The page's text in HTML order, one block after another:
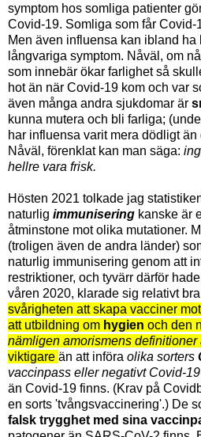
symptom hos somliga patienter
Covid-19. Somliga som får Covid-
Men även influensa kan ibland
långvariga symptom. Nåväl, om
som innebär ökar farlighet så
hot än när Covid-19 kom och var
även många andra sjukdomar är
kunna mutera och bli farliga;
har influensa varit mera dödligt
Nåväl, förenklat kan man säga:
hellre vara frisk.
Hösten 2021 tolkade jag
naturlig immunisering kanske är
åtminstone mot olika mutationer.
(troligen även de andra länder)
naturlig immunisering genom att
restriktioner, och tyvärr därför
våren 2020, klarade sig relativt
svårigheten att skapa vacciner
att utbildning om hygien och den
nämligen amorismens definitioner
viktigare än att införa olika sorters
vaccinpass eller negativt Covid-
än Covid-19 finns. (Krav på
en sorts 'tvångsvaccinering'.) De
falsk trygghet med sina